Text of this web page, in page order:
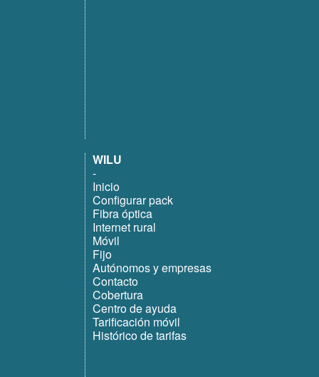
WILU
-
Inicio
Configurar pack
Fibra óptica
Internet rural
Móvil
Fijo
Autónomos y empresas
Contacto
Cobertura
Centro de ayuda
Tarificación móvil
Histórico de tarifas